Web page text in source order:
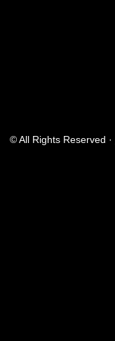
© All Rights Reserved ·